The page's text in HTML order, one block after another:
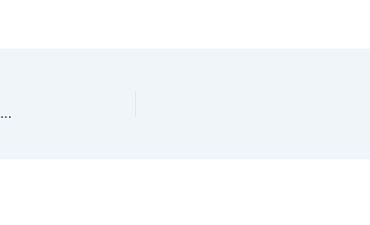
Las personas que participen en el proceso de selección de consejeras y consejeros de los Organismos Públicos Locales Electorales deberán presentar su 3 de 3 vs violencia